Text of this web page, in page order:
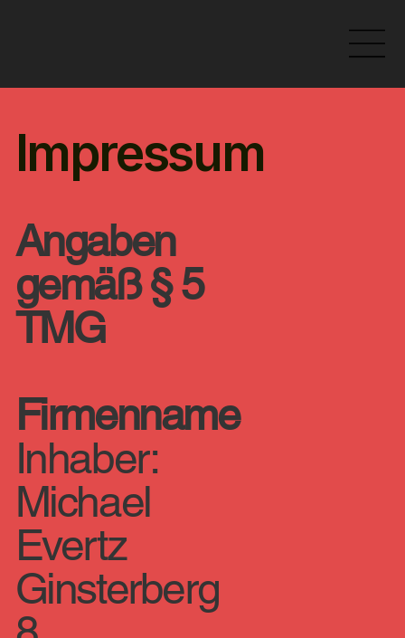
Impressum
Angaben
gemäß § 5
TMG
Firmenname
Inhaber:
Michael
Evertz
Ginsterberg